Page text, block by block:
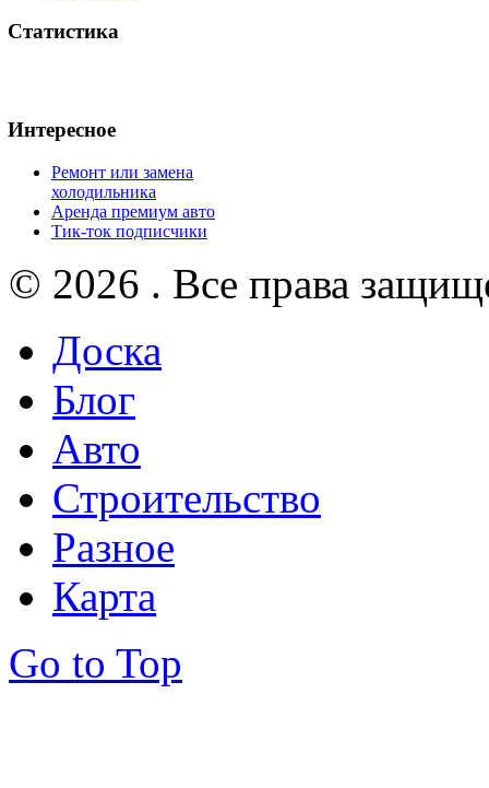
Статистика
Интересное
Ремонт или замена
холодильника
Аренда премиум авто
Тик-ток подписчики
© 2026 . Все права
Доска
Блог
Авто
Строительство
Разное
Карта
Go to Top